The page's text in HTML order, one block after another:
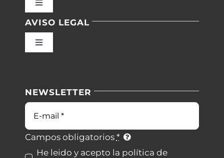
Toggle
Inicio
Blog
Contacto
AVISO LEGAL
Toggle
Condiciones de uso
Ley de cookies
NEWSLETTER
Correo
electrónico
Campos obligatorios *
He leido y acepto la política de